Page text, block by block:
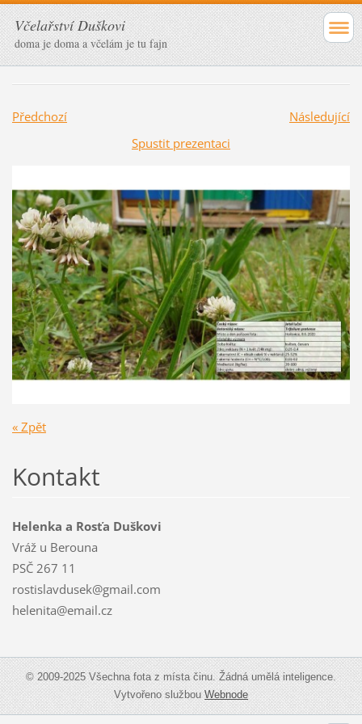
Včelařství Duškovi
doma je doma a včelám je tu fajn
Předchozí
Následující
Spustit prezentaci
« Zpět
Kontakt
Helenka a Rosťa Duškovi
Vráž u Berouna
PSČ 267 11
rostislavdusek@gmail.com
helenita@email.cz
© 2009-2025 Všechna fota z místa činu. Žádná umělá inteligence.
Vytvořeno službouWebnode